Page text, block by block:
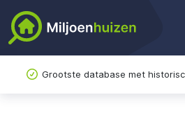
Grootste database met